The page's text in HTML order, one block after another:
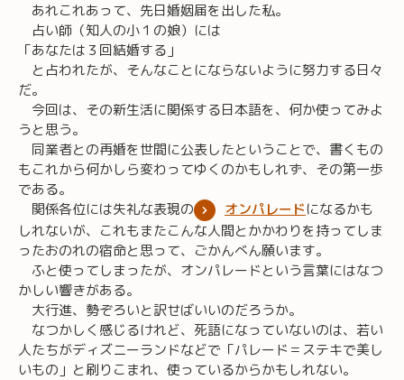
あれこれあって、先日婚姻届を出した私。
占い師（知人の小１の娘）には
「あなたは３回結婚する」
と占われたが、そんなことにならないように努力する日々
だ。
今回は、その新生活に関係する日本語を、何か使ってみよ
うと思う。
同業者との再婚を世間に公表したということで、書くもの
もこれから何かしら変わってゆくのかもしれず、その第一歩
である。
関係各位には失礼な表現の
オンパレードになるかも
しれないが、これもまたこんな人間とかかわりを持ってしま
ったおのれの宿命と思って、ごかんべん願います。
ふと使ってしまったが、オンパレードという言葉にはなつ
かしい響きがある。
大行進、勢ぞろいと訳せばいいのだろうか。
なつかしく感じるけれど、死語になっていないのは、若い
人たちがディズニーランドなどで「パレード＝ステキで美し
いもの」と刷りこまれ、使っているからかもしれない。